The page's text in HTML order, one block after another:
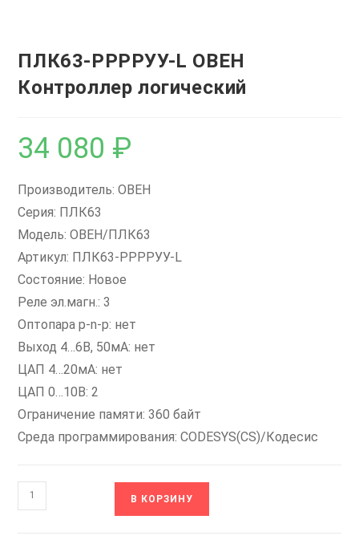
ПЛК63-РРРРУУ-L ОВЕН
Контроллер логический
34 080 ₽
Производитель: ОВЕН
Серия: ПЛК63
Модель: ОВЕН/ПЛК63
Артикул: ПЛК63-РРРРУУ-L
Состояние: Новое
Реле эл.магн.: 3
Оптопара p-n-p: нет
Выход 4…6В, 50мА: нет
ЦАП 4…20мА: нет
ЦАП 0…10В: 2
Ограничение памяти: 360 байт
Среда программирования: CODESYS(CS)/Кодесис
Количество
товара
В КОРЗИНУ